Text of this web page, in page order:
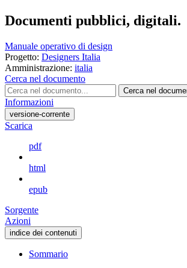
Documenti pubblici, digitali.
Manuale operativo di design
Progetto: Designers Italia
Amministrazione: italia
Cerca nel documento
Cerca nel
Informazioni
versione-corrente
Scarica
pdf
html
epub
Sorgente
Azioni
indice dei contenuti
Sommario